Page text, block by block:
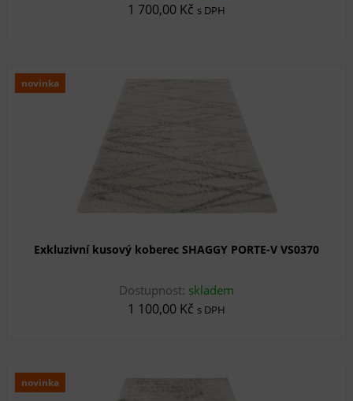
1 700,00 Kč s DPH
novinka
Exkluzivní kusový koberec SHAGGY PORTE-V VS0370
Dostupnost: skladem
1 100,00 Kč s DPH
novinka